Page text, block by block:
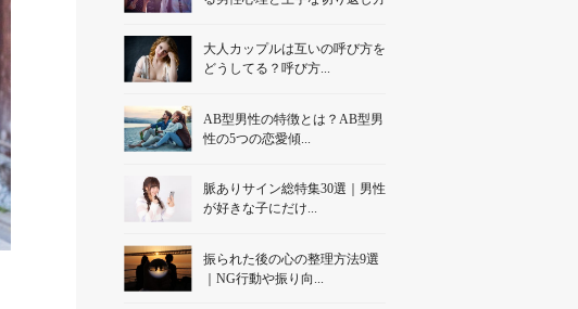
大人カップルは互いの呼び方を
どうしてる？呼び方...
AB型男性の特徴とは？AB型男
性の5つの恋愛傾...
脈ありサイン総特集30選｜男性
が好きな子にだけ...
振られた後の心の整理方法9選
｜NG行動や振り向...